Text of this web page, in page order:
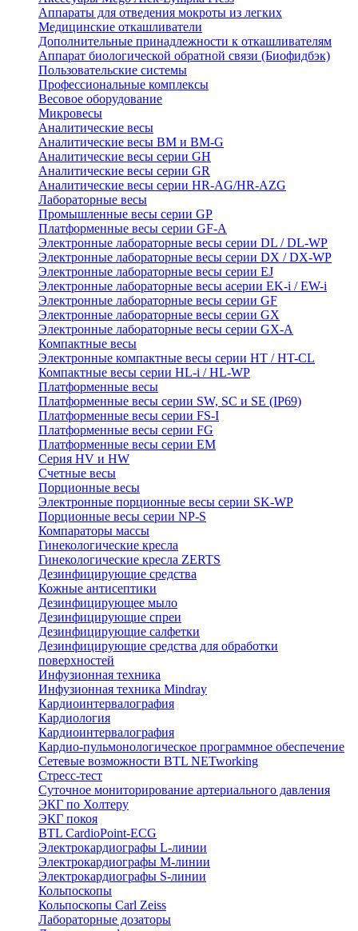
Аппараты для отведения мокроты из легких
Медицинские откашливатели
Дополнительные принадлежности к откашливателям
Аппарат биологической обратной связи (Биофидбэк)
Пользовательские системы
Профессиональные комплексы
Весовое оборудование
Микровесы
Аналитические весы
Аналитические весы BM и BM-G
Аналитические весы серии GH
Аналитические весы серии GR
Аналитические весы серии HR-AG/HR-AZG
Лабораторные весы
Промышленные весы серии GP
Платформенные весы серии GF-A
Электронные лабораторные весы серии DL / DL-WP
Электронные лабораторные весы серии DX / DX-WP
Электронные лабораторные весы серии EJ
Электронные лабораторные весы aсерии EK-i / EW-i
Электронные лабораторные весы серии GF
Электронные лабораторные весы серии GX
Электронные лабораторные весы серии GX-A
Компактные весы
Электронные компактные весы серии HT / HT-CL
Компактные весы серии HL-i / HL-WP
Платформенные весы
Платформенные весы серии SW, SC и SE (IP69)
Платформенные весы серии FS-I
Платформенные весы серии FG
Платформенные весы серии EM
Серия HV и HW
Счетные весы
Порционные весы
Электронные порционные весы серии SK-WP
Порционные весы серии NP-S
Компараторы массы
Гинекологические кресла
Гинекологические кресла ZERTS
Дезинфицирующие средства
Кожные антисептики
Дезинфицирующее мыло
Дезинфицирующие спреи
Дезинфицирующие салфетки
Дезинфицирующие средства для обработки
поверхностей
Инфузионная техника
Инфузионная техника Mindray
Кардиоинтервалография
Кардиология
Кардиоинтервалография
Кардио-пульмонологическое программное обеспечение
Сетевые возможности BTL NETworking
Стресс-тест
Суточное мониторирование артериального давления
ЭКГ по Холтеру
ЭКГ покоя
BTL CardioPoint-ECG
Электрокардиографы L-линии
Электрокардиографы M-линии
Электрокардиографы S-линии
Кольпоскопы
Кольпоскопы Carl Zeiss
Лабораторные дозаторы